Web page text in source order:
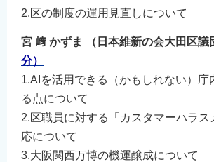
2.区の制度の運用見直しについて
宮 﨑 かずま （日本維新の会大田区議
分）
1.AIを活用できる（かもしれない）庁
る点について
2.区職員に対する「カスタマーハラス
応について
3.大阪関西万博の機運醸成について